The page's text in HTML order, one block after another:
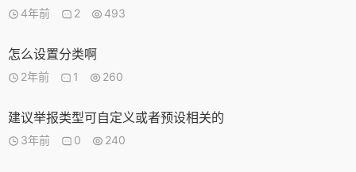
4年前 2 493
怎么设置分类啊
2年前 1 260
建议举报类型可自定义或者预设相关的
3年前 0 240